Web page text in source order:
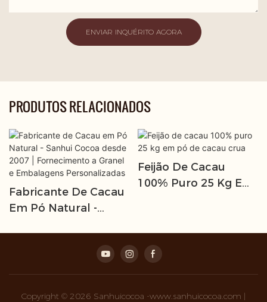
ENVIAR INQUÉRITO AGORA
PRODUTOS RELACIONADOS
Fabricante De Cacau
Em Pó Natural -
Embalagens
Feijão De Cacau
100% Puro 25 Kg Em
Copyright © 2026 Sanhuicocoa -www.sanhuicocoa.com |